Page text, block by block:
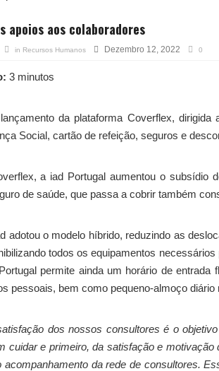
apoios aos colaboradores
in Recursos Humanos Dezembro 12, 2022 0
3 minutos
da plataforma Coverflex,
Social, cartão de refeição, seguros e
a iad Portugal aumentou o subsídio
de saúde, que passa a cobrir também
adotou o modelo híbrido, reduzindo as
todos os equipamentos
permite ainda um horário de
pessoais, bem como pequeno-almoço
dos nossos consultores é o
cuidar e primeiro, da satisfação e
acompanhamento da rede de consultores.